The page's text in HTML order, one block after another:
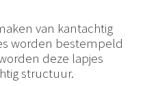
van kantachtig
worden bestempeld
deze lapjes
structuur.